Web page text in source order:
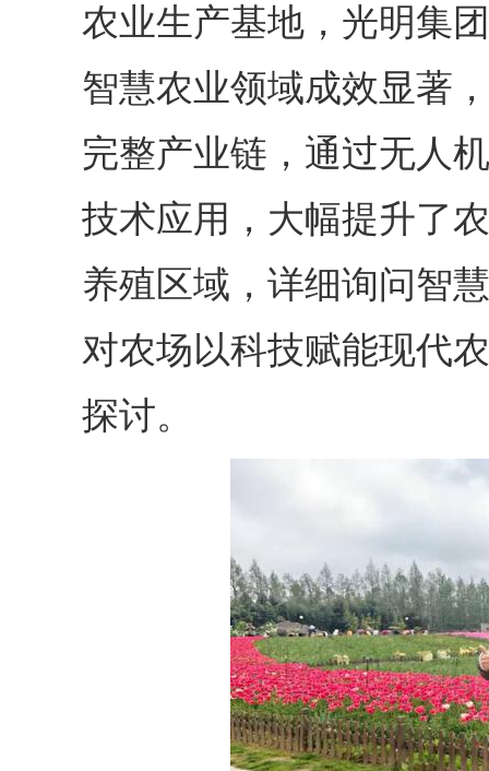
农业生产基地， 光明集
智慧农业领域成效显著
完整产业链，通过无人
技术应用，大幅提升了
养殖区域，详细询问智
对农场以科技赋能现代
探讨。